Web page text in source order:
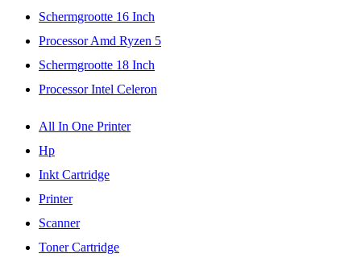
Schermgrootte 16 Inch
Processor Amd Ryzen 5
Schermgrootte 18 Inch
Processor Intel Celeron
All In One Printer
Hp
Inkt Cartridge
Printer
Scanner
Toner Cartridge